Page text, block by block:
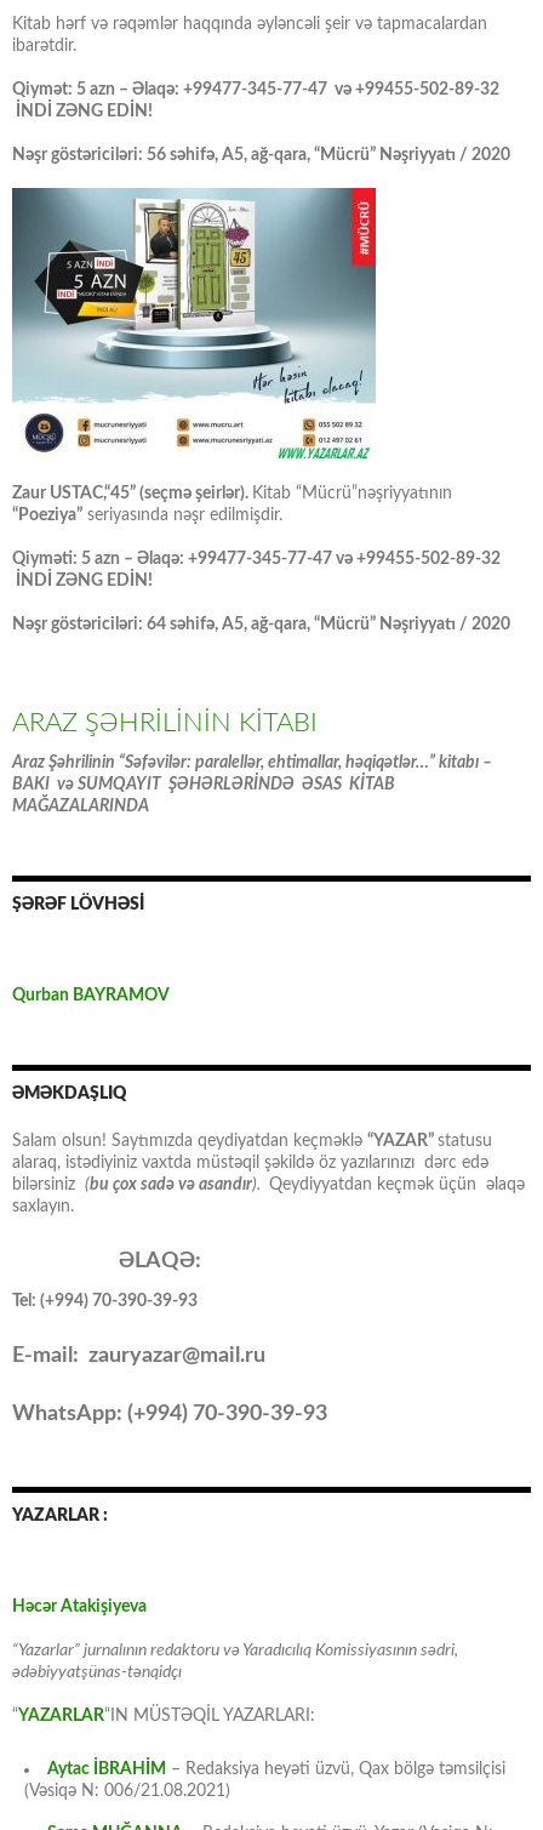
Kitab hərf və rəqəmlər haqqında əyləncəli şeir və tapmacalardan
ibarətdir.
Qiymət: 5 azn – Əlaqə: +99477-345-77-47 və +99455-502-89-32
İNDİ ZƏNG EDİN!
Nəşr göstəriciləri: 56 səhifə, A5, ağ-qara, “Mücrü” Nəşriyyatı / 2020
Zaur USTAC,“45” (seçmə şeirlər). Kitab “Mücrü”nəşriyyatının
“Poeziya” seriyasında nəşr edilmişdir.
Qiyməti: 5 azn – Əlaqə: +99477-345-77-47 və +99455-502-89-32
İNDİ ZƏNG EDİN!
Nəşr göstəriciləri: 64 səhifə, A5, ağ-qara, “Mücrü” Nəşriyyatı / 2020
ARAZ ŞƏHRİLİNİN KİTABI
Araz Şəhrilinin “Səfəvilər: paralellər, ehtimallar, həqiqətlər…” kitabı –
BAKI və SUMQAYIT ŞƏHƏRLƏRİNDƏ ƏSAS KİTAB
MAĞAZALARINDA
ŞƏRƏF LÖVHƏSİ
Qurban BAYRAMOV
ƏMƏKDAŞLIQ
Salam olsun! Saytımızda qeydiyatdan keçməklə “YAZAR” statusu
alaraq, istədiyiniz vaxtda müstəqil şəkildə öz yazılarınızı dərc edə
bilərsiniz (bu çox sadə və asandır). Qeydiyyatdan keçmək üçün əlaqə
saxlayın.
ƏLAQƏ:
Tel: (+994) 70-390-39-93
E-mail: zauryazar@mail.ru
WhatsApp: (+994) 70-390-39-93
YAZARLAR :
Həcər Atakişiyeva
“Yazarlar” jurnalının redaktoru və Yaradıcılıq Komissiyasının sədri,
ədəbiyyatşünas-tənqidçı
“YAZARLAR“IN MÜSTƏQİL YAZARLARI:
Aytac İBRAHİM – Redaksiya heyəti üzvü, Qax bölgə təmsilçisi
(Vəsiqə N: 006/21.08.2021)